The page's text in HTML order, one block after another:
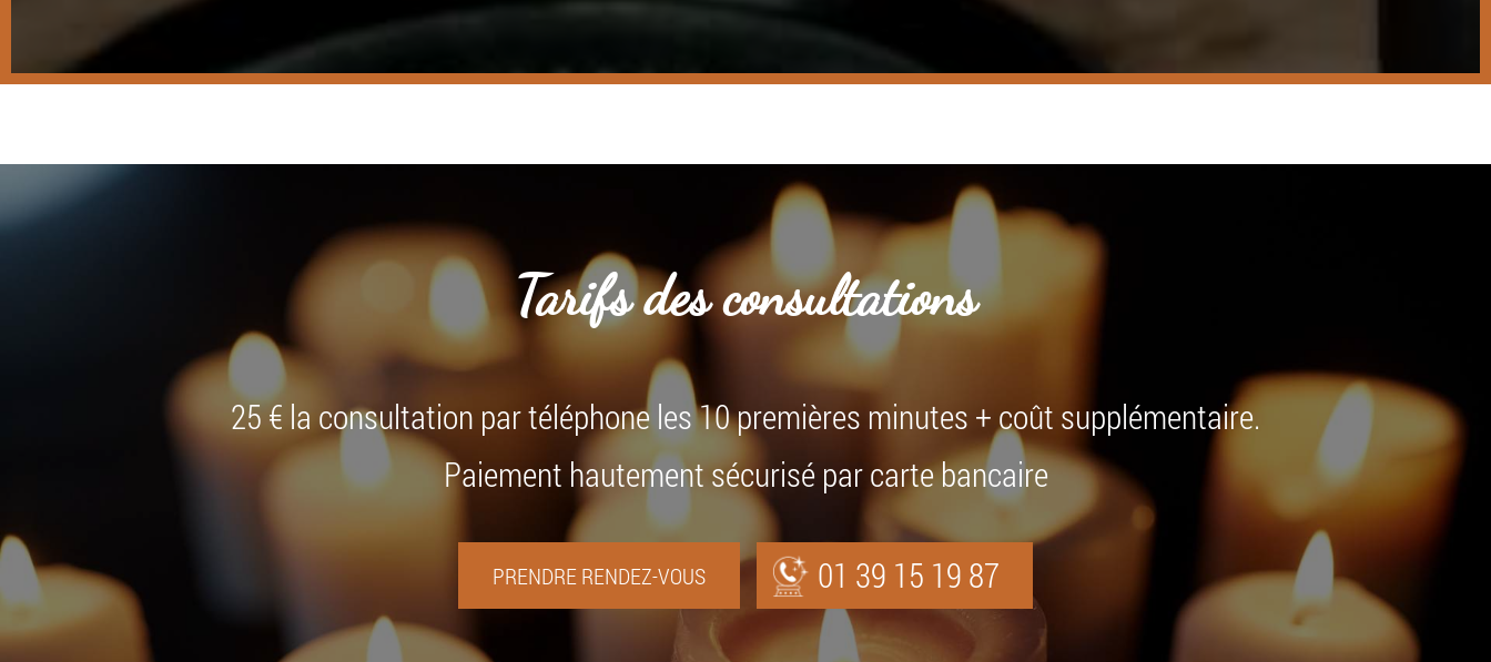
Tarifs des consultations
25 € la consultation par téléphone les 10 premières minutes + coût supplémentaire.
Paiement hautement sécurisé par carte bancaire
PRENDRE RENDEZ-VOUS 01 39 15 19 87